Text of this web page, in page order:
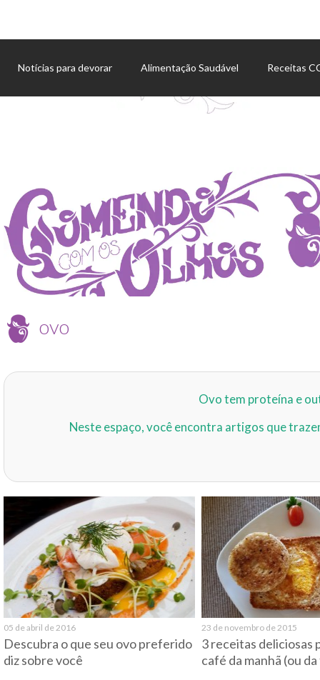
Notícias para devorar Alimentação Saudável Receitas
ovo
Ovo tem proteína e
Neste espaço, você encontra artigos que
05 de abril de 2016
Descubra o que seu ovo preferido
diz sobre você
23 de novembro de 2015
3 receitas deliciosas
café da manhã (ou